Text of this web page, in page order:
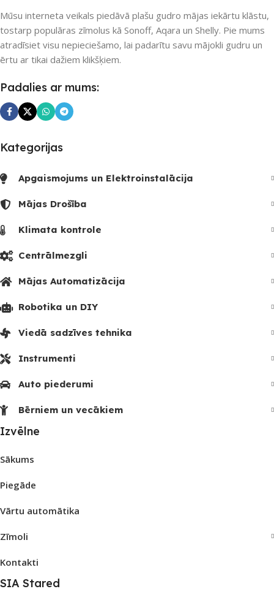
Mūsu interneta veikals piedāvā plašu gudro mājas iekārtu klāstu,
tostarp populāras zīmolus kā Sonoff, Aqara un Shelly. Pie mums
atradīsiet visu nepieciešamo, lai padarītu savu mājokli gudru un
ērtu ar tikai dažiem klikšķiem.
Padalies ar mums:
Kategorijas
Apgaismojums un Elektroinstalācija
Mājas Drošība
Klimata kontrole
Centrālmezgli
Mājas Automatizācija
Robotika un DIY
Viedā sadzīves tehnika
Instrumenti
Auto piederumi
Bērniem un vecākiem
Izvēlne
Sākums
Piegāde
Vārtu automātika
Zīmoli
Kontakti
SIA Stared